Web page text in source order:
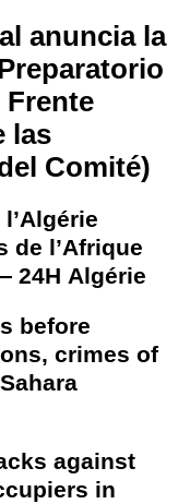
anuncia la
Frente
las
Comité)
de l’Afrique
24H Algérie
before
crimes of
against
in